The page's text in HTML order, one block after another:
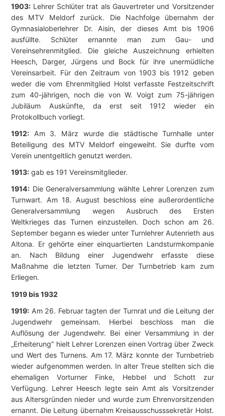
1903: Lehrer Schlüter trat als Gauvertreter und Vorsitzender
des MTV Meldorf zurück. Die Nachfolge übernahm der
Gymnasialoberlehrer Dr. Aisin, der dieses Amt bis 1906
ausfüllte. Schlüter ernannte man zum Gau- und
Vereinsehrenmitglied. Die gleiche Auszeichnung erhielten
Heesch, Darger, Jürgens und Bock für ihre unermüdliche
Vereinsarbeit. Für den Zeitraum von 1903 bis 1912 geben
weder die vom Ehrenmitglied Holst verfasste Festzeitschrift
zum 40-jährigen, noch die von W. Voigt zum 75-jährigen
Jubiläum Auskünfte, da erst seit 1912 wieder ein
Protokollbuch vorliegt.
1912: Am 3. März wurde die städtische Turnhalle unter
Beteiligung des MTV Meldorf eingeweiht. Sie durfte vom
Verein unentgeltlich genutzt werden.
1913: gab es 191 Vereinsmitglieder.
1914: Die Generalversammlung wählte Lehrer Lorenzen zum
Turnwart. Am 18. August beschloss eine außerordentliche
Generalversammlung wegen Ausbruch des Ersten
Weltkrieges das Turnen einzustellen. Doch schon am 26.
September begann es wieder unter Turnlehrer Autenrieth aus
Altona. Er gehörte einer einquartierten Landsturmkompanie
an. Nach Bildung einer Jugendwehr erfasste diese
Maßnahme die letzten Turner. Der Turnbetrieb kam zum
Erliegen.
1919 bis 1932
1919: Am 26. Februar tagten der Turnrat und die Leitung der
Jugendwehr gemeinsam. Hierbei beschloss man die
Auflösung der Jugendwehr. Bei einer Versammlung in der
„Erheiterung“ hielt Lehrer Lorenzen einen Vortrag über Zweck
und Wert des Turnens. Am 17. März konnte der Turnbetrieb
wieder aufgenommen werden. In alter Treue stellten sich die
ehemaligen Vorturner Finke, Hebbel und Schott zur
Verfügung. Lehrer Heesch legte sein Amt als Vorsitzender
aus Altersgründen nieder und wurde zum Ehrenvorsitzenden
ernannt. Die Leitung übernahm Kreisausschusssekretär Holst.